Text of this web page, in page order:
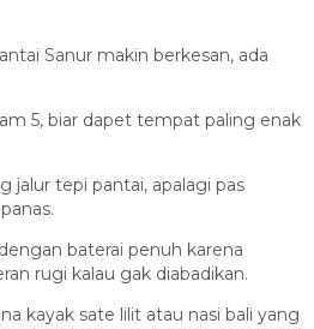
Sanur makin berkesan, ada
5, biar dapet tempat paling enak
jalur tepi pantai, apalagi pas
baterai penuh karena
rugi kalau gak diabadikan.
kayak sate lilit atau nasi bali yang